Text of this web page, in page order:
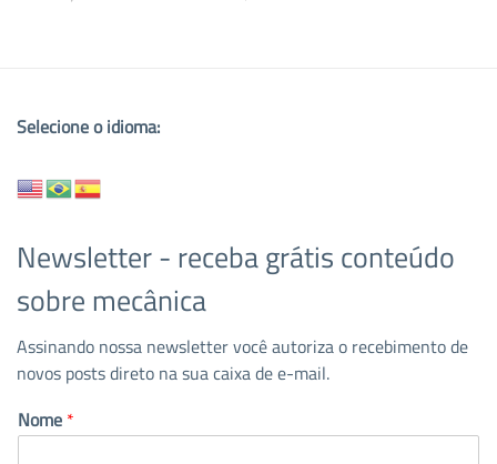
Selecione o idioma:
Newsletter - receba grátis conteúdo
sobre mecânica
Assinando nossa newsletter você autoriza o recebimento de
novos posts direto na sua caixa de e-mail.
Nome *